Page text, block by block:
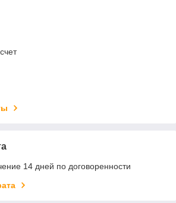
14 дней по договоренности